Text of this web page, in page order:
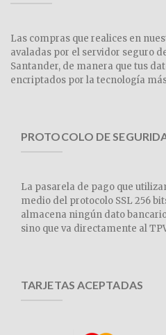
Las compras que realices en
avaladas por el servidor seguro
Santander, de manera que tus
encriptados por la tecnología
PROTOCOLO DE
La pasarela de pago que
medio del protocolo SSL 256
almacena ningún dato
sino que va directamente al
TARJETAS ACEPTADAS